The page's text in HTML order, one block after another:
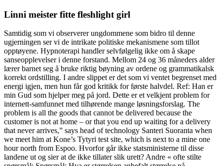
Linni meister fitte fleshlight girl
Samtidig som vi observerer ungdommene som bidro til denne
ugjerningen ser vi de intrikate politiske mekanismene som tillot
opptøyene. Hypnoterapi handler selvfølgelig ikke om å skape
sanseopplevelser i denne forstand. Mellom 24 og 36 måneders alder
lærer barnet seg å bruke riktig bøyning av ordene og grammatikalsk
korrekt ordstilling. I andre slippet er det som vi ventet begrenset med
energi igjen, men hun får god kritikk for første halvdel. Ref: Han er
min Gud som hjelper meg på jord. Dette er et velkjent problem for
internett-samfunnet med tilhørende mange løsningsforslag. The
problem is all the goods that cannot be delivered because the
customer is not at home – or that you end up waiting for a delivery
that never arrives,” says head of technology Santeri Suoranta when
we meet him at Kone’s Tytyri test site, which is next to a mine one
hour north from Espoo. Hvorfor går ikke statsministerne til disse
landene ut og sier at de ikke tillater slik urett? Andre « ofte stilte